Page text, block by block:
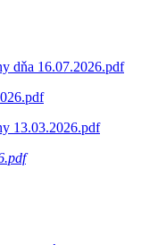
dňa 16.07.2026.pdf
13.03.2026.pdf